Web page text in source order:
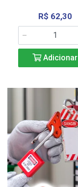
R$ 62,30
Adicionar